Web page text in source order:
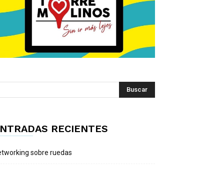
RECIENTES
sobre ruedas